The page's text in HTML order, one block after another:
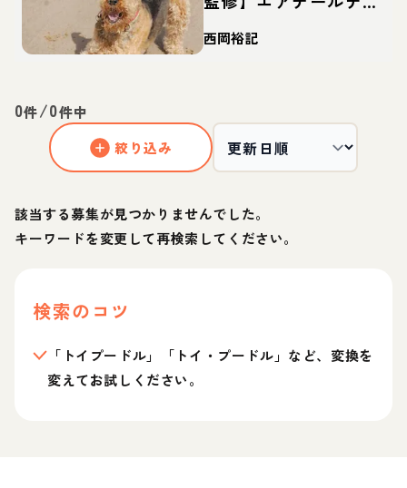
アってどんな犬？性
格・特徴・育て方・迎
西岡裕記
0件/0件中
絞り込み
該当する募集が見つかりませんでした。
キーワードを変更して再検索してください。
検索のコツ
「トイプードル」「トイ・プードル」など、変換を
変えてお試しください。